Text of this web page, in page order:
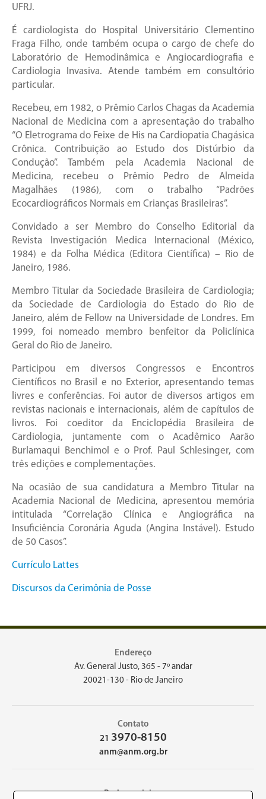
UFRJ.
É cardiologista do Hospital Universitário Clementino
Fraga Filho, onde também ocupa o cargo de chefe do
Laboratório de Hemodinâmica e Angiocardiografia e
Cardiologia Invasiva. Atende também em consultório
particular.
Recebeu, em 1982, o Prêmio Carlos Chagas da Academia
Nacional de Medicina com a apresentação do trabalho
“O Eletrograma do Feixe de His na Cardiopatia Chagásica
Crônica. Contribuição ao Estudo dos Distúrbio da
Condução”. Também pela Academia Nacional de
Medicina, recebeu o Prêmio Pedro de Almeida
Magalhães (1986), com o trabalho “Padrões
Ecocardiográficos Normais em Crianças Brasileiras”.
Convidado a ser Membro do Conselho Editorial da
Revista Investigación Medica Internacional (México,
1984) e da Folha Médica (Editora Científica) – Rio de
Janeiro, 1986.
Membro Titular da Sociedade Brasileira de Cardiologia;
da Sociedade de Cardiologia do Estado do Rio de
Janeiro, além de Fellow na Universidade de Londres. Em
1999, foi nomeado membro benfeitor da Policlínica
Geral do Rio de Janeiro.
Participou em diversos Congressos e Encontros
Científicos no Brasil e no Exterior, apresentando temas
livres e conferências. Foi autor de diversos artigos em
revistas nacionais e internacionais, além de capítulos de
livros. Foi coeditor da Enciclopédia Brasileira de
Cardiologia, juntamente com o Acadêmico Aarão
Burlamaqui Benchimol e o Prof. Paul Schlesinger, com
três edições e complementações.
Na ocasião de sua candidatura a Membro Titular na
Academia Nacional de Medicina, apresentou memória
intitulada “Correlação Clínica e Angiográfica na
Insuficiência Coronária Aguda (Angina Instável). Estudo
de 50 Casos”.
Currículo Lattes
Discursos da Cerimônia de Posse
Endereço
Av. General Justo, 365 - 7º andar
20021-130 - Rio de Janeiro
Contato
21 3970-8150
anm@anm.org.br
Redes sociais